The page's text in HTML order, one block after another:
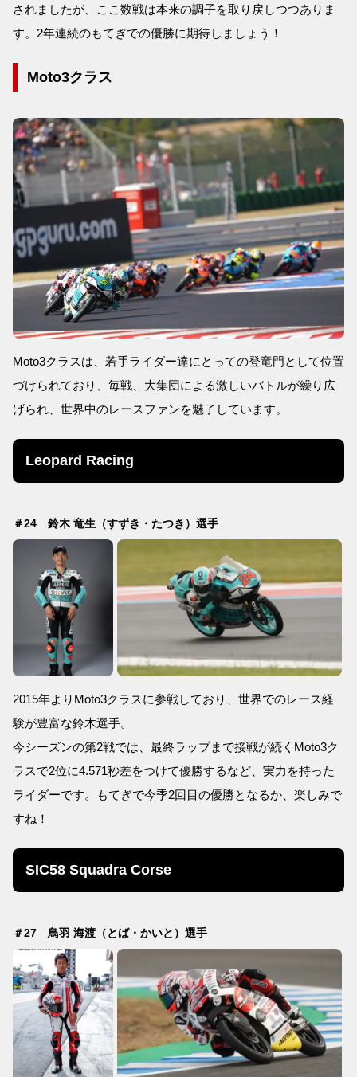
されましたが、ここ数戦は本来の調子を取り戻しつつありま
す。2年連続のもてぎでの優勝に期待しましょう！
Moto3クラス
Moto3クラスは、若手ライダー達にとっての登竜門として位置
づけられており、毎戦、大集団による激しいバトルが繰り広
げられ、世界中のレースファンを魅了しています。
Leopard Racing
＃24 鈴木 竜生（すずき・たつき）選手
2015年よりMoto3クラスに参戦しており、世界でのレース経
験が豊富な鈴木選手。
今シーズンの第2戦では、最終ラップまで接戦が続くMoto3ク
ラスで2位に4.571秒差をつけて優勝するなど、実力を持った
ライダーです。もてぎで今季2回目の優勝となるか、楽しみで
すね！
SIC58 Squadra Corse
＃27 鳥羽 海渡（とば・かいと）選手